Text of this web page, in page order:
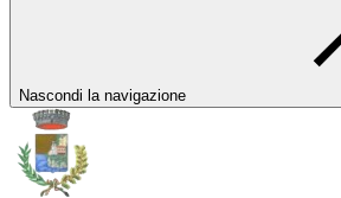
Nascondi la navigazione